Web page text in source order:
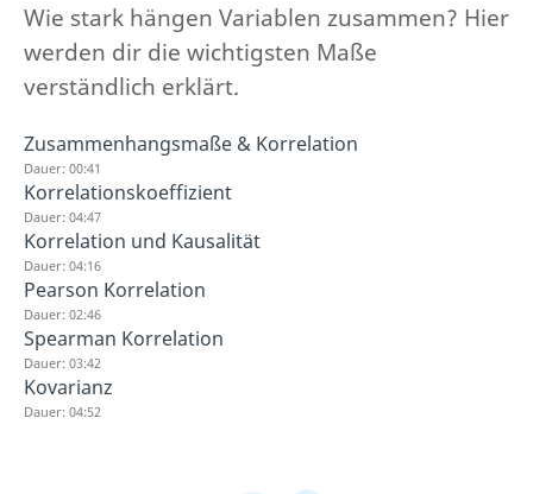
Wie stark hängen Variablen zusammen? Hier
werden dir die wichtigsten Maße
verständlich erklärt.
Zusammenhangsmaße & Korrelation
Dauer: 00:41
Korrelationskoeffizient
Dauer: 04:47
Korrelation und Kausalität
Dauer: 04:16
Pearson Korrelation
Dauer: 02:46
Spearman Korrelation
Dauer: 03:42
Kovarianz
Dauer: 04:52